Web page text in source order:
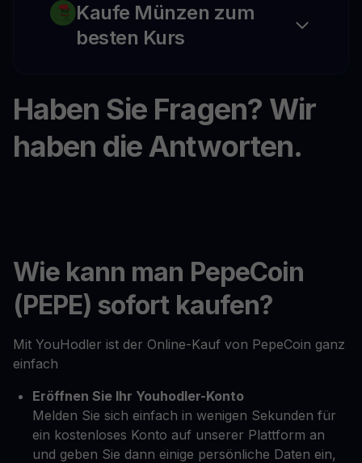
Kaufe Münzen zum
besten Kurs
Haben Sie Fragen? Wir
haben die Antworten.
Wie kann man PepeCoin
(PEPE) sofort kaufen?
Mit YouHodler ist der Online-Kauf von PepeCoin ganz
einfach
Eröffnen Sie Ihr Youhodler-Konto
Melden Sie sich einfach in wenigen Sekunden für
ein kostenloses Konto auf unserer Plattform an
und geben Sie dann einige persönliche Daten ein,